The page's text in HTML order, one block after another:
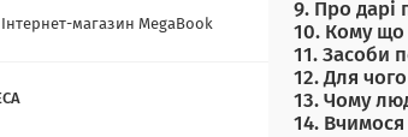
9. Про дарі
10. Кому що
11. Засоби
12. Для
13. Чому
14.
Інтернет-магазин MegaBook